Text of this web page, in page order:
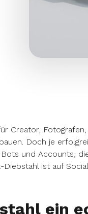
Creator,
Doch je
und Accounts,
ist auf
ein